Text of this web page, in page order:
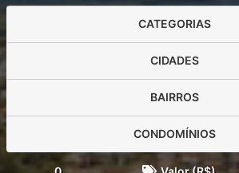
CATEGORIAS
CIDADES
BAIRROS
CONDOMÍNIOS